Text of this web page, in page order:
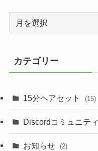
ブ
カテゴリー
15分ヘアセット (15)
Discordコミュニティ
お知らせ (2)